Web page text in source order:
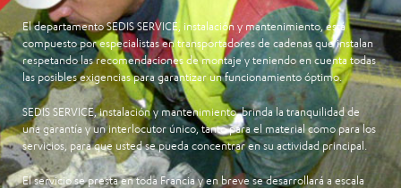
El departamentoSEDIS SERVICE, instalación y mantenimiento, está
compuesto por especialistas en transportadores de cadenas que instalan
respetando las recomendaciones de montaje y teniendo en cuenta todas
las posibles exigencias para garantizar un funcionamiento óptimo.
SEDIS SERVICE, instalación y mantenimiento, brinda la tranquilidad de
una garantía y un interlocutor único, tanto para el material como para los
servicios, para que usted se pueda concentrar en su actividad principal.
El servicio se presta en toda Francia y en breve se desarrollará a escala